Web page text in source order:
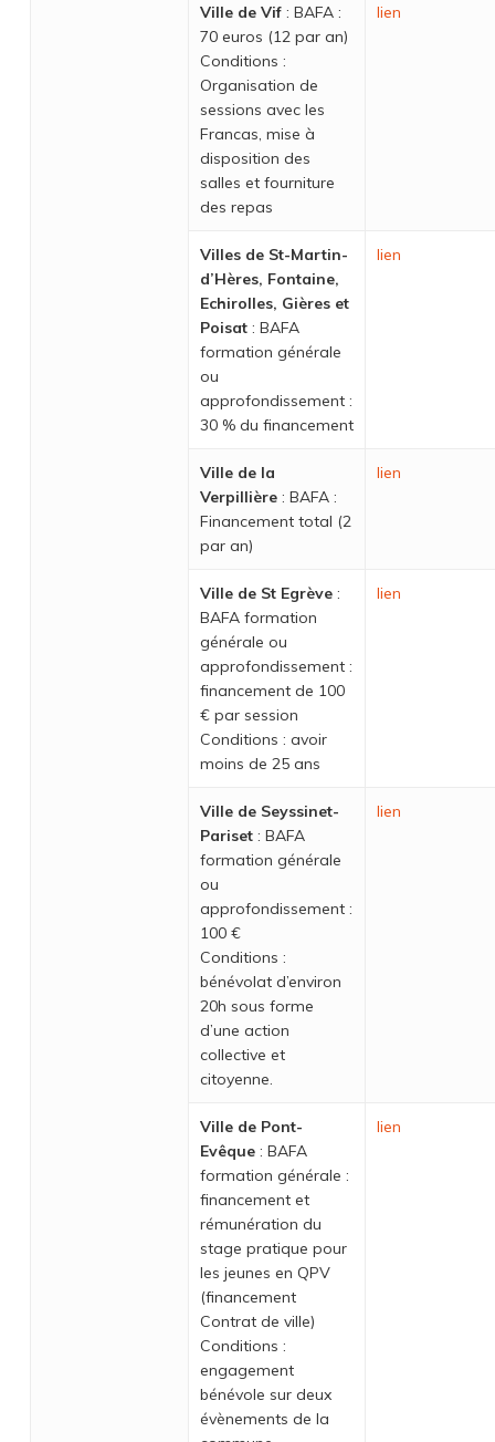
Ville de Vif: BAFA :
70 euros (12 par an)
Conditions :
Organisation de
sessions avec les
Francas, mise à
disposition des
salles et fourniture
des repas
lien
Villes de St-Martin-
d’Hères, Fontaine,
Echirolles, Gières et
Poisat: BAFA
formation générale
ou
approfondissement :
30 % du financement
lien
Ville de la
Verpillière: BAFA :
Financement total (2
par an)
lien
Ville de St Egrève:
BAFA formation
générale ou
approfondissement :
financement de 100
€ par session
Conditions : avoir
moins de 25 ans
lien
Ville de Seyssinet-
Pariset: BAFA
formation générale
ou
approfondissement :
100 €
Conditions :
bénévolat d’environ
20h sous forme
d’une action
collective et
citoyenne.
lien
Ville de Pont-
Evêque: BAFA
formation générale :
financement et
rémunération du
stage pratique pour
les jeunes en QPV
(financement
Contrat de ville)
Conditions :
engagement
bénévole sur deux
évènements de la
lien